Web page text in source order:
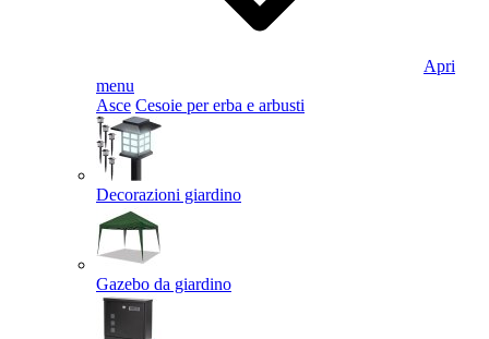
Apri
menu
Asce Cesoie per erba e arbusti
Decorazioni giardino
Gazebo da giardino